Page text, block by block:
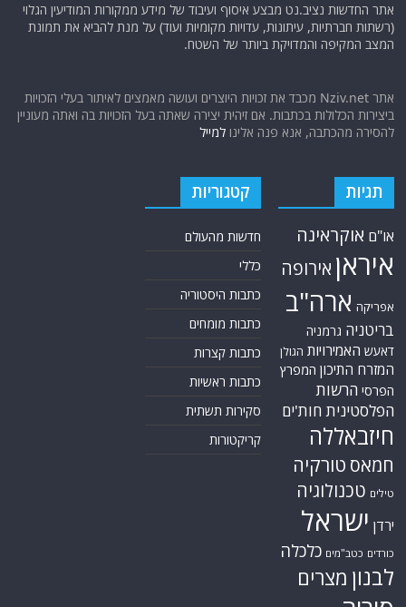
אתר החדשות נציב.נט מבצע איסוף ועיבוד של מידע ממקורות המודיעין הגלוי
(רשתות חברתיות, עיתונות, עדויות מקומיות ועוד) על מנת להביא את תמונת
המצב המקיפה והמדויקת ביותר של השטח.
אתר Nziv.net מכבד את זכויות היוצרים ועושה מאמצים לאיתור בעלי הזכויות
ביצירות הכלולות בכתבות. אם זיהית יצירה שאתה בעל הזכויות בה ואתה מעוניין
להסירה מהכתבה, אנא פנה אלינולמייל
תגיות
או"ם אוקראינה
איראן אירופה
אפריקה ארה"ב
בריטניה גרמניה
דאעש האמירויות הגולן
המזרח התיכון המפרץ
הפרסי הרשות
הפלסטינית חות'ים
חיזבאללה
חמאס טורקיה
טילים טכנולוגיה
ירדן ישראל
כורדים כטב"מים כלכלה
לבנון מצרים
קטגוריות
חדשות מהעולם
כללי
כתבות היסטוריה
כתבות מומחים
כתבות קצרות
כתבות ראשיות
סקירות תשתית
קריקטורות